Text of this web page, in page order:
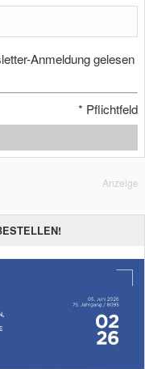
Anmeldung gelesen
* Pflichtfeld
Anzeige